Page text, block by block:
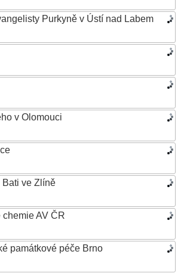
Purkyně v Ústí nad Labem
v Olomouci
Bati ve Zlíně
AV ČR
památkové péče Brno